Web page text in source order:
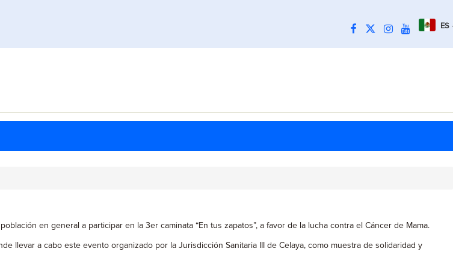
ES
en general a participar en la 3er caminata “En tus zapatos”, a favor de la lucha contra el Cáncer de Mama.
llevar a cabo este evento organizado por la Jurisdicción Sanitaria III de Celaya, como muestra de solidaridad y